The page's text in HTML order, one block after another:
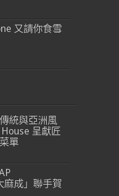
又請你食雪
統與亞洲風
呈獻匠
單
麻成」聯手賀